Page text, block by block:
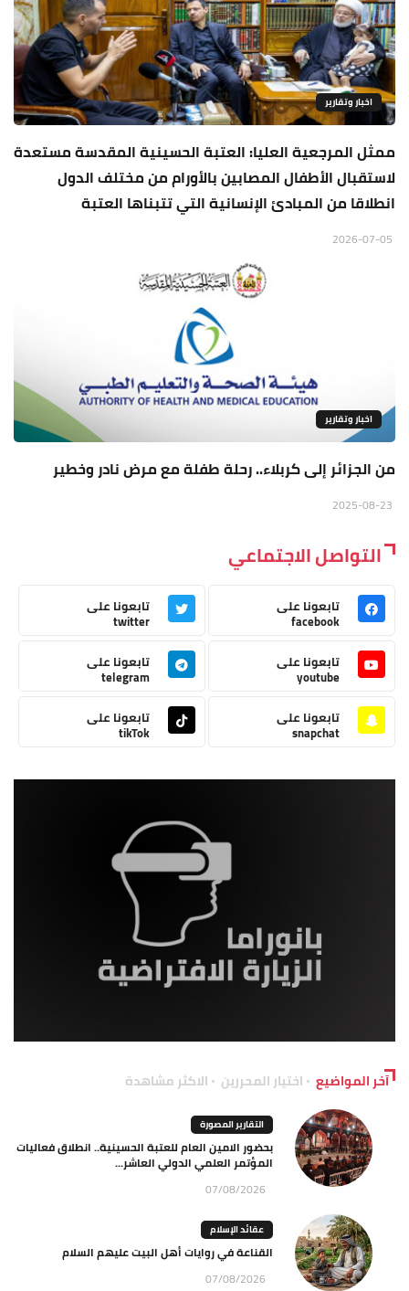
اخبار وتقارير
ممثل المرجعية العليا: العتبة الحسينية المقدسة مستعدة
لاستقبال الأطفال المصابين بالأورام من مختلف الدول
انطلاقا من المبادئ الإنسانية التي تتبناها العتبة
اخبار وتقارير
من الجزائر إلى كربلاء.. رحلة طفلة مع مرض نادر وخطير
التواصل الاجتماعي
تابعونا على
facebook
تابعونا على
twitter
تابعونا على
youtube
تابعونا على
telegram
تابعونا على
snapchat
تابعونا على
tikTok
آخر المواضيع اختيار المحررين الاكثر مشاهدة
التقارير المصورة
بحضور الامين العام للعتبة الحسينية.. انطلاق فعاليات
المؤتمر العلمي الدولي العاشر...
07/08/2026
عقائد الإسلام
القناعة في روايات أهل البيت عليهم السلام
07/08/2026